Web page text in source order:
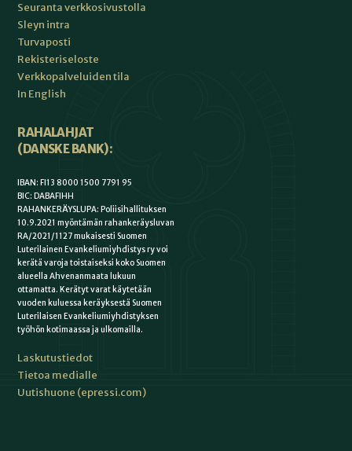
Seuranta verkkosivustolla
Sleyn intra
Turvaposti
Rekisteriseloste
Verkkopalveluiden tila
In English
RAHALAHJAT
(DANSKE BANK):
IBAN: FI13 8000 1500 7791 95
BIC: DABAFIHH
RAHANKERÄYSLUPA: Poliisihallituksen
10.9.2021 myöntämän rahankeräysluvan
RA/2021/1127 mukaisesti Suomen
Luterilainen Evankeliumiyhdistys ry voi
kerätä varoja toistaiseksi koko Suomen
alueella Ahvenanmaata lukuun
ottamatta. Kerätyt varat käytetään
vuoden kuluessa keräyksestä Suomen
Luterilaisen Evankeliumiyhdistyksen
työhön kotimaassa ja ulkomailla.
Laskutustiedot
Tietoa medialle
Uutishuone (epressi.com)